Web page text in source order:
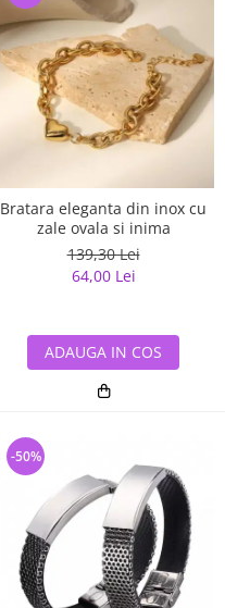
Bratara eleganta din inox cu
zale ovala si inima
139,30 Lei
64,00 Lei
ADAUGA IN COS
-50%